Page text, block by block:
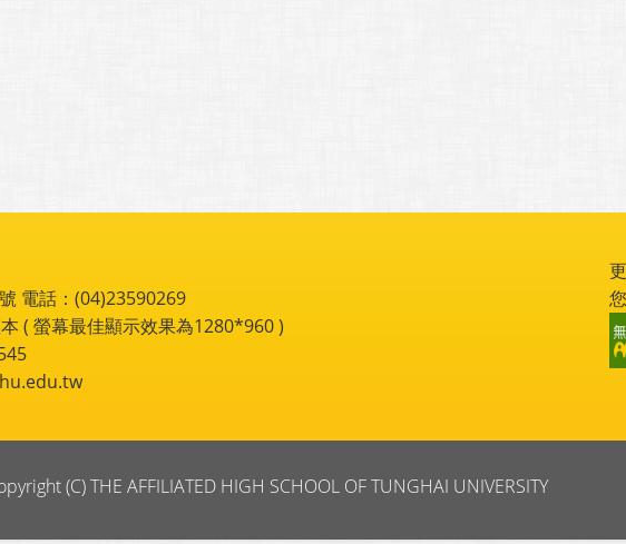
電話：(04)23590269
( 螢幕最佳顯示效果為1280*960 )
(C) THE AFFILIATED HIGH SCHOOL OF TUNGHAI UNIVERSITY